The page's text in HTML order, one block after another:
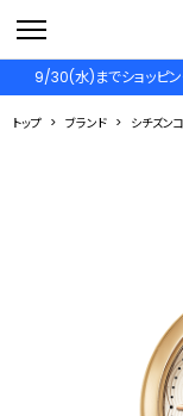
9/30(水)までショッピ
トップ ブランド シチズン